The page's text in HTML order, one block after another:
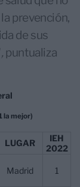
prevención,
de sus
, puntualiza
la mejor)
LUGAR
IEH
2022
Madrid 1